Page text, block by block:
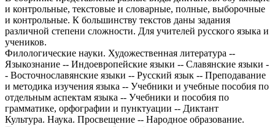
и контрольные, текстовые и словарные, полные, выборочные
и контрольные. К большинству текстов даны задания
различной степени сложности. Для учителей русского языка и
учеников.
Филологические науки. Художественная литература --
Языкознание -- Индоевропейские языки -- Славянские языки -
- Восточнославянские языки -- Русский язык -- Преподавание
и методика изучения языка -- Учебники и учебные пособия по
отдельным аспектам языка -- Учебники и пособия по
грамматике, орфографии и пунктуации -- Диктант
Культура. Наука. Просвещение -- Народное образование.